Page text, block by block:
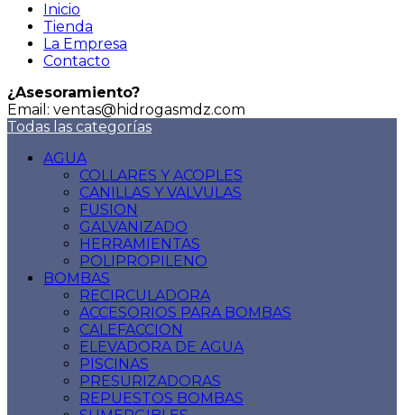
Inicio
Tienda
La Empresa
Contacto
¿Asesoramiento?
Email: ventas@hidrogasmdz.com
Todas las categorías
AGUA
COLLARES Y ACOPLES
CANILLAS Y VALVULAS
FUSION
GALVANIZADO
HERRAMIENTAS
POLIPROPILENO
BOMBAS
RECIRCULADORA
ACCESORIOS PARA BOMBAS
CALEFACCION
ELEVADORA DE AGUA
PISCINAS
PRESURIZADORAS
REPUESTOS BOMBAS